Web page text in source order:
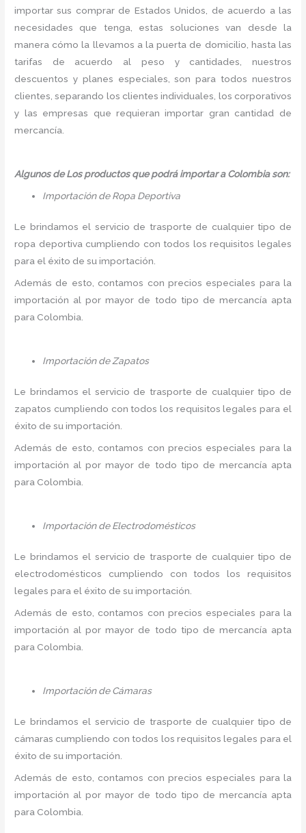
importar sus comprar de Estados Unidos, de acuerdo a las
necesidades que tenga, estas soluciones van desde la
manera cómo la llevamos a la puerta de domicilio, hasta las
tarifas de acuerdo al peso y cantidades, nuestros
descuentos y planes especiales, son para todos nuestros
clientes, separando los clientes individuales, los corporativos
y las empresas que requieran importar gran cantidad de
mercancía.
Algunos de Los productos que podrá importar a Colombia son:
Importación de Ropa Deportiva
Le brindamos el servicio de trasporte de cualquier tipo de
ropa deportiva cumpliendo con todos los requisitos legales
para el éxito de su importación.
Además de esto, contamos con precios especiales para la
importación al por mayor de todo tipo de mercancía apta
para Colombia.
Importación de Zapatos
Le brindamos el servicio de trasporte de cualquier tipo de
zapatos cumpliendo con todos los requisitos legales para el
éxito de su importación.
Además de esto, contamos con precios especiales para la
importación al por mayor de todo tipo de mercancía apta
para Colombia.
Importación de Electrodomésticos
Le brindamos el servicio de trasporte de cualquier tipo de
electrodomésticos cumpliendo con todos los requisitos
legales para el éxito de su importación.
Además de esto, contamos con precios especiales para la
importación al por mayor de todo tipo de mercancía apta
para Colombia.
Importación de Cámaras
Le brindamos el servicio de trasporte de cualquier tipo de
cámaras cumpliendo con todos los requisitos legales para el
éxito de su importación.
Además de esto, contamos con precios especiales para la
importación al por mayor de todo tipo de mercancía apta
para Colombia.